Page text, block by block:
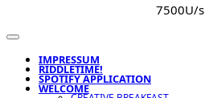
7500U/s
IMPRESSUM
RIDDLETIME!
SPOTIFY APPLICATION
WELCOME